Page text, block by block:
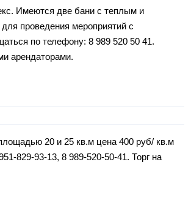
Имеются две бани с теплым и
проведения мероприятий с
по телефону: 8 989 520 50 41.
арендаторами.
20 и 25 кв.м цена 400 руб/ кв.м
829-93-13, 8 989-520-50-41. Торг на